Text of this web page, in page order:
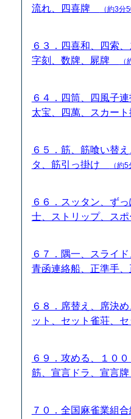
流れ、四喜牌
（約3分
６３．四喜和、四索
字刻、数牌、屍牌
（
６４．四筒、四風子
太宝、四萬、スカー
６５．筋、筋喰い替
タ、筋引っ掛け
（約
６６．スッタン、ず
士、ストリップ、ス
６７．隅一、スライ
青函連絡船、正準手
６８．席替え、席決
ット、セット雀荘、
６９．攻める、１０
筋、宣言ドラ、宣言
７０．全国麻雀業組